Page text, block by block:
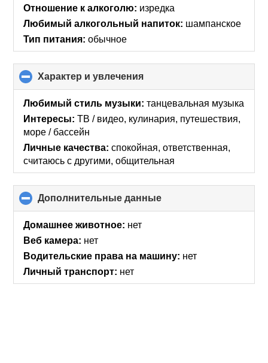
Отношение к алкоголю: изредка
Любимый алкогольный напиток: шампанское
Тип питания: обычное
Характер и увлечения
to
collapse
Любимый стиль музыки: танцевальная музыка
Интересы: ТВ / видео, кулинария, путешествия,
море / бассейн
Личные качества: спокойная, ответственная,
считаюсь с другими, общительная
Дополнительные данные
to
Домашнее животное: нет
Веб камера: нет
Водительские права на машину: нет
Личный транспорт: нет